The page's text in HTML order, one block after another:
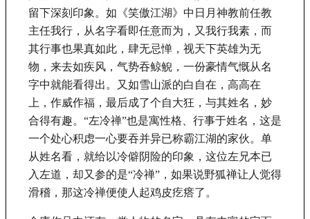
留下深刻印象。如《笑傲江湖》中日月神教前任教
主任我行，从名字看即任意而为，又我行我素，而
其行事也果真如此，肆无忌惮，视天下英雄为无
物，来去如疾风，气势吞鲸鲵，一份豪情气慨从名
字中就能看得出。又如雪山派的白自在，高高在
上，作威作福，最后成了个自大狂，与其姓名，妙
合得有趣。 “左冷禅”也是寓性格、行事于姓名，这是
一个处心积虑一心要吞并异已称霸江湖的家伙。单
从姓名看，就给以冷僻阴险的印象，这位左兄本已
入左道，却又参的是“冷禅”，如果说野狐禅让人觉得
滑稽，那这冷禅便使人起鸡皮疙瘩了。